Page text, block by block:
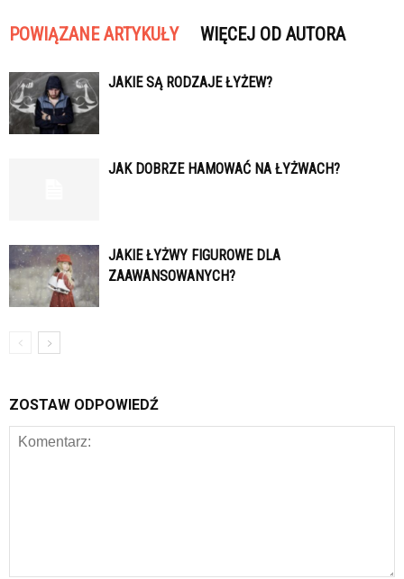
POWIĄZANE ARTYKUŁY WIĘCEJ OD AUTORA
JAKIE SĄ RODZAJE ŁYŻEW?
JAK DOBRZE HAMOWAĆ NA ŁYŻWACH?
JAKIE ŁYŻWY FIGUROWE DLA
ZAAWANSOWANYCH?
ZOSTAW ODPOWIEDŹ